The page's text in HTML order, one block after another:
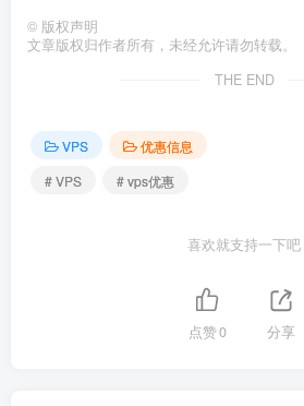
© 版权声明
文章版权归作者所有，未经允许请勿转载。
THE END
VPS
优惠信息
# VPS
# vps优惠
喜欢就支持一下吧
点赞0 分享